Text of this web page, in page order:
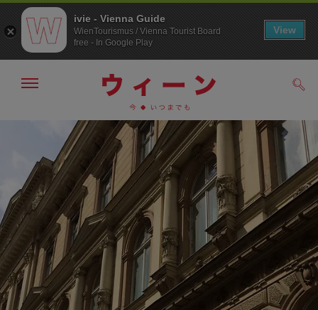
の
ト
ッ
プ
メ
示・
非
表
示
す
る
ivie - Vienna Guide
WienTourismus / Vienna Tourist Board
free - In Google Play
View